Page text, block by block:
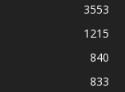
3553
1215
840
833